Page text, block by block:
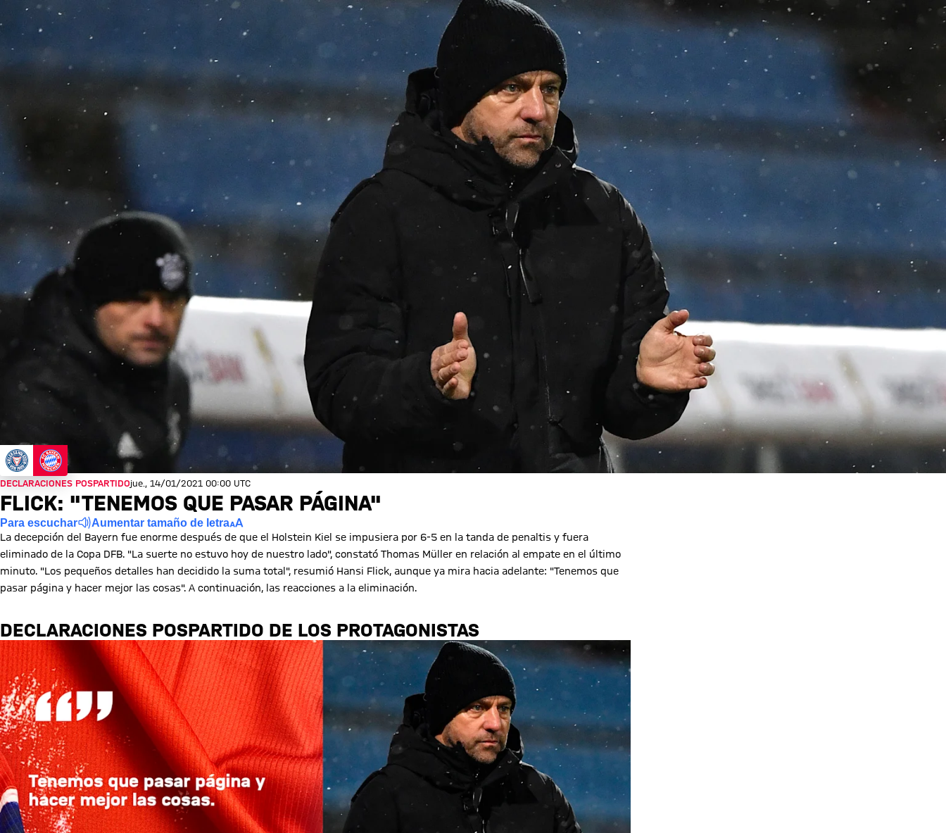
DECLARACIONES POSPARTIDOjue., 14/01/2021 00:00 UTC
FLICK: "TENEMOS QUE PASAR PÁGINA"
Para escuchar Aumentar tamaño de letra
La decepción del Bayern fue enorme después de que el Holstein Kiel se impusiera por 6-5 en la tanda de penaltis y fuera
eliminado de la Copa DFB. "La suerte no estuvo hoy de nuestro lado", constató Thomas Müller en relación al empate en el último
minuto. "Los pequeños detalles han decidido la suma total", resumió Hansi Flick, aunque ya mira hacia adelante: "Tenemos que
pasar página y hacer mejor las cosas". A continuación, las reacciones a la eliminación.
DECLARACIONES POSPARTIDO DE LOS PROTAGONISTAS